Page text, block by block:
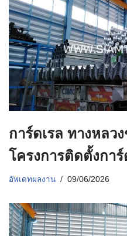
การ์ดเรล ทางหลว
โครงการติดตั้งการ์
อัพเดทผลงาน 09/06/2026